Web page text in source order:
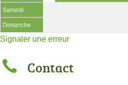
Samedi
Dimanche
Signaler une erreur
Contact